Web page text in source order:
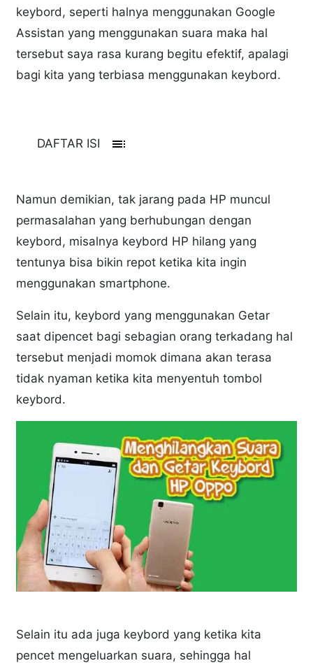
keybord, seperti halnya menggunakan Google
Assistan yang menggunakan suara maka hal
tersebut saya rasa kurang begitu efektif, apalagi
bagi kita yang terbiasa menggunakan keybord.
DAFTAR ISI toc
Namun demikian, tak jarang pada HP muncul
permasalahan yang berhubungan dengan
keybord, misalnya keybord HP hilang yang
tentunya bisa bikin repot ketika kita ingin
menggunakan smartphone.
Selain itu, keybord yang menggunakan Getar
saat dipencet bagi sebagian orang terkadang hal
tersebut menjadi momok dimana akan terasa
tidak nyaman ketika kita menyentuh tombol
keybord.
Selain itu ada juga keybord yang ketika kita
pencet mengeluarkan suara, sehingga hal